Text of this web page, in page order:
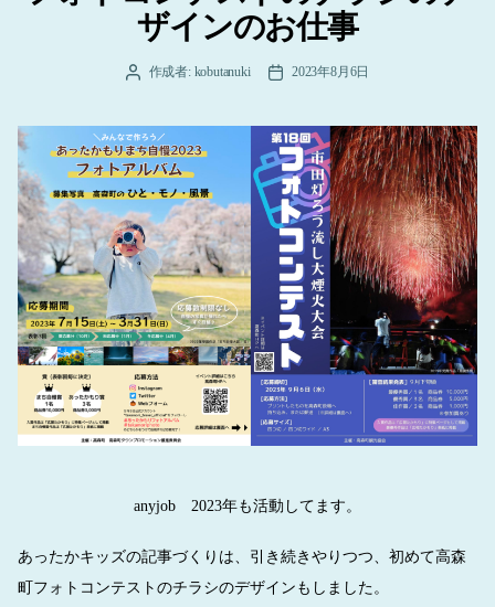
リ
ー
ザインのお仕事
投 作成者: kobutanuki
投 2023年8月6日
anyjob 2023年も活動してます。
あったかキッズの記事づくりは、引き続きやりつつ、初めて高森
町フォトコンテストのチラシのデザインもしました。